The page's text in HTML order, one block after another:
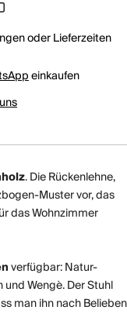
oder Lieferzeiten
einkaufen
. Die Rückenlehne,
Muster vor, das
das Wohnzimmer
verfügbar: Natur-
Wengè. Der Stuhl
man ihn nach Belieben